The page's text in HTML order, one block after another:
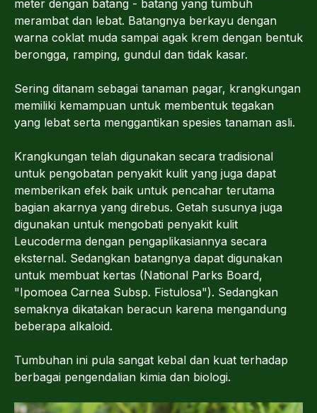
meter dengan batang - batang yang tumbuh
merambat dan lebat. Batangnya berkayu dengan
warna coklat muda sampai agak krem dengan bentuk
berongga, ramping, gundul dan tidak kasar.
Sering ditanam sebagai tanaman pagar, krangkungan
memiliki kemampuan untuk membentuk tegakan
yang lebat serta menggantikan spesies tanaman asli.
Krangkungan telah digunakan secara tradisional
untuk pengobatan penyakit kulit yang juga dapat
memberikan efek baik untuk pencahar terutama
bagian akarnya yang direbus. Getah susunya juga
digunakan untuk mengobati penyakit kulit
Leucoderma dengan pengaplikasiannya secara
eksternal. Sedangkan batangnya dapat digunakan
untuk membuat kertas (National Parks Board,
"Ipomoea Carnea Subsp. Fistulosa"). Sedangkan
semaknya dikatakan beracun karena mengandung
beberapa alkaloid.
Tumbuhan ini pula sangat kebal dan kuat terhadap
berbagai pengendalian kimia dan biologi.